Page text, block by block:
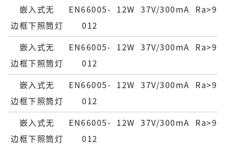
嵌⼊式⽆
边框下照筒灯
EN66005-
012
12W 37V/300mA Ra>90
嵌⼊式⽆
边框下照筒灯
EN66005-
012
12W 37V/300mA Ra>90
嵌⼊式⽆
边框下照筒灯
EN66005-
012
12W 37V/300mA Ra>90
嵌⼊式⽆
边框下照筒灯
EN66005-
012
12W 37V/300mA Ra>90